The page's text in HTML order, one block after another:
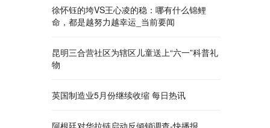
徐怀钰的垮VS王心凌的稳：哪有什么锦鲤
命，都是越努力越幸运_当前要闻
昆明三合营社区为辖区儿童送上“六一”科普礼
物
英国制造业5月份继续收缩 每日热讯
阿根廷对华拉链启动反倾销调查-快播报